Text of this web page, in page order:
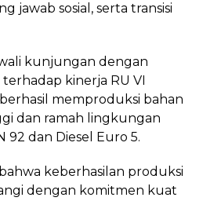
jawab sosial, serta transisi
kunjungan dengan
kinerja RU VI
memproduksi bahan
dan ramah lingkungan
92 dan Diesel Euro 5.
keberhasilan produksi
dengan komitmen kuat